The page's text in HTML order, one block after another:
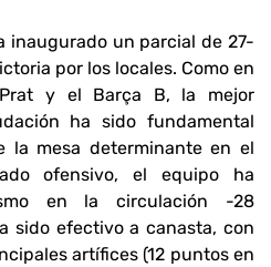
inaugurado un parcial de 27-
por los locales. Como en
y el Barça B, la mejor
ha sido fundamental
la mesa determinante en el
ofensivo, el equipo ha
en la circulación -28
sido efectivo a canasta, con
artífices (12 puntos en